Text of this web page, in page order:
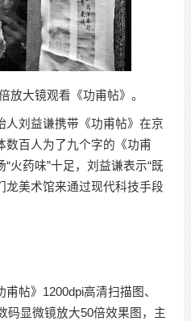
大镜观看《功甫帖》。
刘益谦携带《功甫帖》在京
数百人为了九个字的《功甫
火药味”十足，刘益谦表示“既
龙美术馆来通过现代科技手段
帖》1200dpi高清扫描图、
码显微镜放大50倍效果图，主